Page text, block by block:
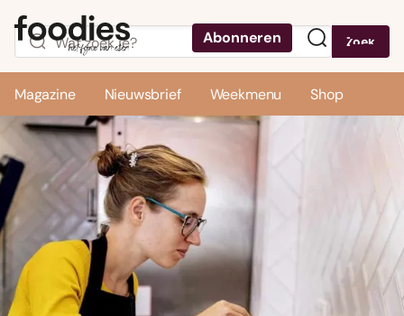
Abonneren Zoek
Magazine Nieuwsbrief Weekmenu Shop